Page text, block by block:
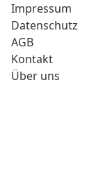
Impressum
Datenschutz
AGB
Kontakt
Über uns